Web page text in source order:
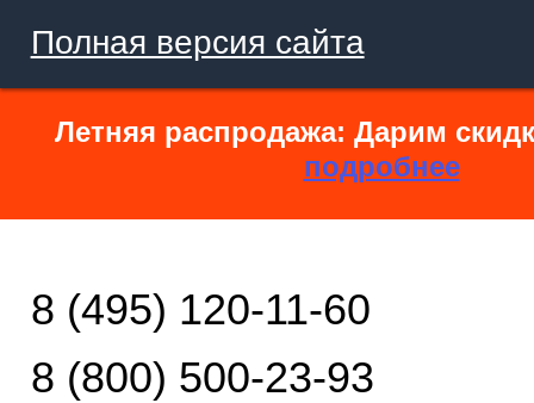
Полная версия сайта
Летняя распродажа: Дарим
подробнее
8 (495) 120-11-60
8 (800) 500-23-93